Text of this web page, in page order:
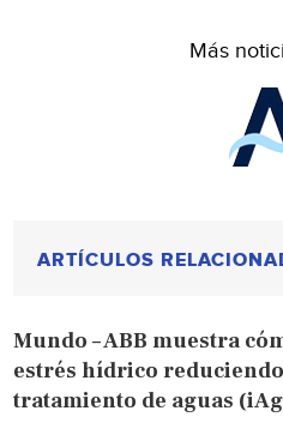
Más
ARTÍCULOS
Mundo – ABB muestra
estrés hídrico
tratamiento de aguas